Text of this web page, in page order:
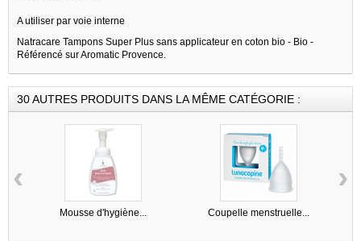
A utiliser par voie interne
Natracare Tampons Super Plus sans applicateur en coton bio - Bio -
Référencé sur Aromatic Provence.
30 AUTRES PRODUITS DANS LA MÊME CATÉGORIE :
Mousse d'hygiène... Coupelle menstruelle...
‹ ›